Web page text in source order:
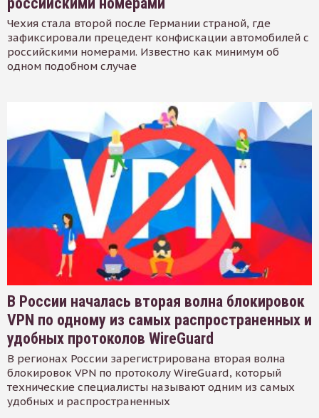
Чехия стала второй после Германии страной, где
зафиксировали прецедент конфискации автомобилей с
российскими номерами. Известно как минимум об
одном подобном случае
В России началась вторая волна блокировок
VPN по одному из самых распространенных и
удобных протоколов WireGuard
В регионах России зарегистрирована вторая волна
блокировок VPN по протоколу WireGuard, который
технические специалисты называют одним из самых
удобных и распространенных